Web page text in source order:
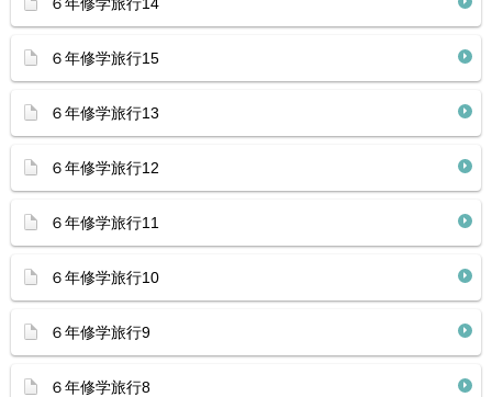
６年修学旅行15
６年修学旅行13
６年修学旅行12
６年修学旅行11
６年修学旅行10
６年修学旅行9
６年修学旅行8